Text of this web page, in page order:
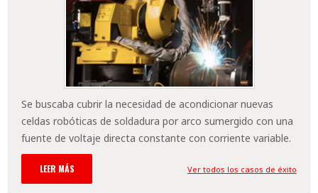
Se buscaba cubrir la necesidad de acondicionar nuevas
celdas robóticas de soldadura por arco sumergido con una
fuente de voltaje directa constante con corriente variable.
LEER MÁS Ver todos los casos de éxito